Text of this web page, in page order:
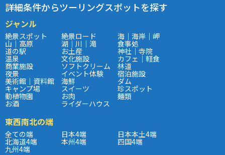
詳細条件からツーリングスポットを探す
ジャンル
絶景スポット 絶景ロード 海｜海岸｜岬
山｜高原 湖｜川｜滝 食事処
道の駅 お土産 神社｜寺院
温泉 文化施設 カフェ｜軽食
商業施設 ソフトクリーム 林道
夜景 イベント体験 宿泊施設
美術館｜資料館 海鮮 ダム
キャンプ場 スイーツ 珍スポット
動植物園 お肉 麺類
お酒 ライダーハウス
東西南北の端
全ての端 日本4端 日本本土4端
北海道4端 本州4端 四国4端
九州4端